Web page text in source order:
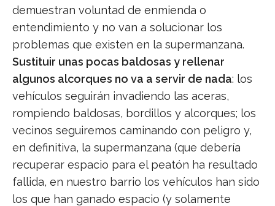
demuestran voluntad de enmienda o
entendimiento y no van a solucionar los
problemas que existen en la supermanzana.
Sustituir unas pocas baldosas y rellenar
algunos alcorques no va a servir de nada: los
vehículos seguirán invadiendo las aceras,
rompiendo baldosas, bordillos y alcorques; los
vecinos seguiremos caminando con peligro y,
en definitiva, la supermanzana (que debería
recuperar espacio para el peatón ha resultado
fallida, en nuestro barrio los vehículos han sido
los que han ganado espacio (y solamente